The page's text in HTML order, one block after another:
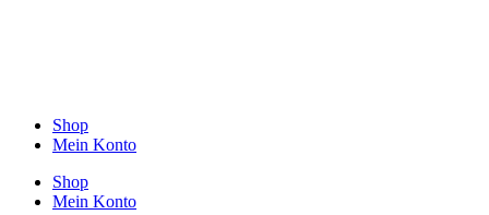
Shop
Mein Konto
Shop
Mein Konto